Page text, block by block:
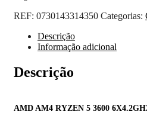
REF: 0730143314350 Categorias:
Descrição
Informação adicional
Descrição
AMD AM4 RYZEN 5 3600